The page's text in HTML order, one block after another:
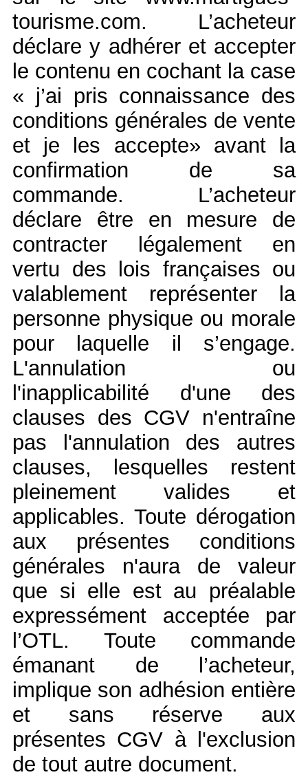
tourisme.com. L’acheteur
déclare y adhérer et accepter
le contenu en cochant la case
« j’ai pris connaissance des
conditions générales de vente
et je les accepte» avant la
confirmation de sa
commande. L’acheteur
déclare être en mesure de
contracter légalement en
vertu des lois françaises ou
valablement représenter la
personne physique ou morale
pour laquelle il s’engage.
L'annulation ou
l'inapplicabilité d'une des
clauses des CGV n'entraîne
pas l'annulation des autres
clauses, lesquelles restent
pleinement valides et
applicables. Toute dérogation
aux présentes conditions
générales n'aura de valeur
que si elle est au préalable
expressément acceptée par
l’OTL. Toute commande
émanant de l’acheteur,
implique son adhésion entière
et sans réserve aux
présentes CGV à l'exclusion
de tout autre document.